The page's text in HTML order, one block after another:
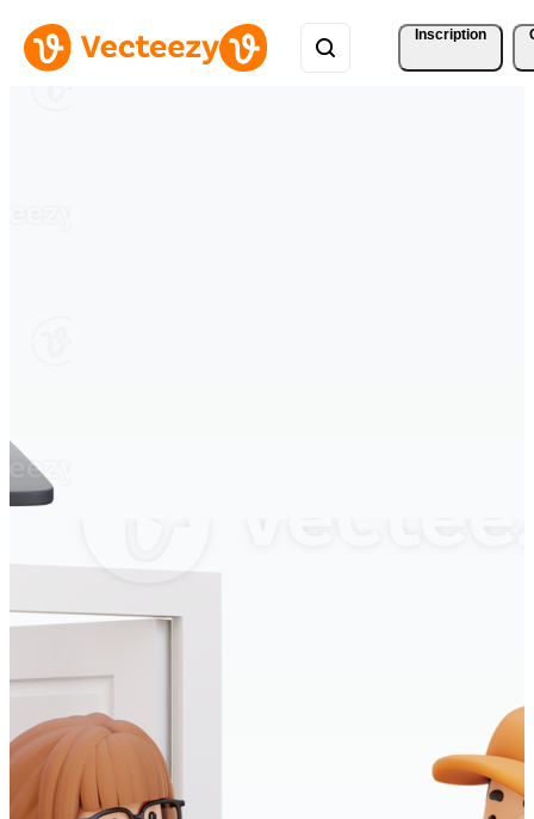
Inscription